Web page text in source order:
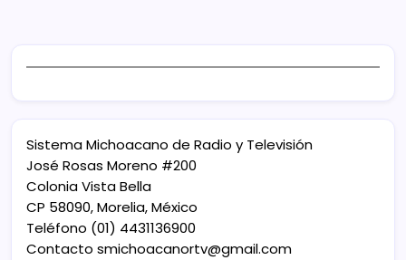
Sistema Michoacano de Radio y Televisión
José Rosas Moreno #200
Colonia Vista Bella
CP 58090, Morelia, México
Teléfono (01) 4431136900
Contacto smichoacanortv@gmail.com